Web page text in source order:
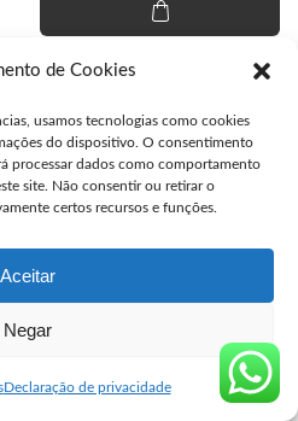
de Cookies
usamos tecnologias como cookies
do dispositivo. O consentimento
processar dados como comportamento
site. Não consentir ou retirar o
certos recursos e funções.
Aceitar
Negar
Declaração de privacidade
Comprar Misoprostol
R$ 100,00
venda de Cytotec original